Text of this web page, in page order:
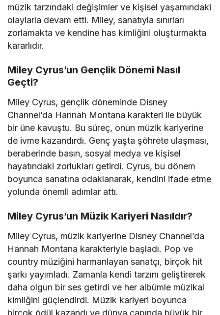
müzik tarzındaki değişimler ve kişisel yaşamındaki
olaylarla devam etti. Miley, sanatıyla sınırları
zorlamakta ve kendine has kimliğini oluşturmakta
kararlıdır.
Miley Cyrus’un Gençlik Dönemi Nasıl
Geçti?
Miley Cyrus, gençlik döneminde Disney
Channel’da Hannah Montana karakteri ile büyük
bir üne kavuştu. Bu süreç, onun müzik kariyerine
de ivme kazandırdı. Genç yaşta şöhrete ulaşması,
beraberinde basın, sosyal medya ve kişisel
hayatındaki zorlukları getirdi. Cyrus, bu dönem
boyunca sanatına odaklanarak, kendini ifade etme
yolunda önemli adımlar attı.
Miley Cyrus’un Müzik Kariyeri Nasıldır?
Miley Cyrus, müzik kariyerine Disney Channel’da
Hannah Montana karakteriyle başladı. Pop ve
country müziğini harmanlayan sanatçı, birçok hit
şarkı yayımladı. Zamanla kendi tarzını geliştirerek
daha olgun bir ses getirdi ve her albümle müzikal
kimliğini güçlendirdi. Müzik kariyeri boyunca
birçok ödül kazandı ve dünya çapında büyük bir